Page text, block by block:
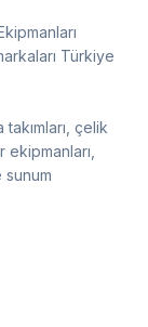
Türkiye
çelik